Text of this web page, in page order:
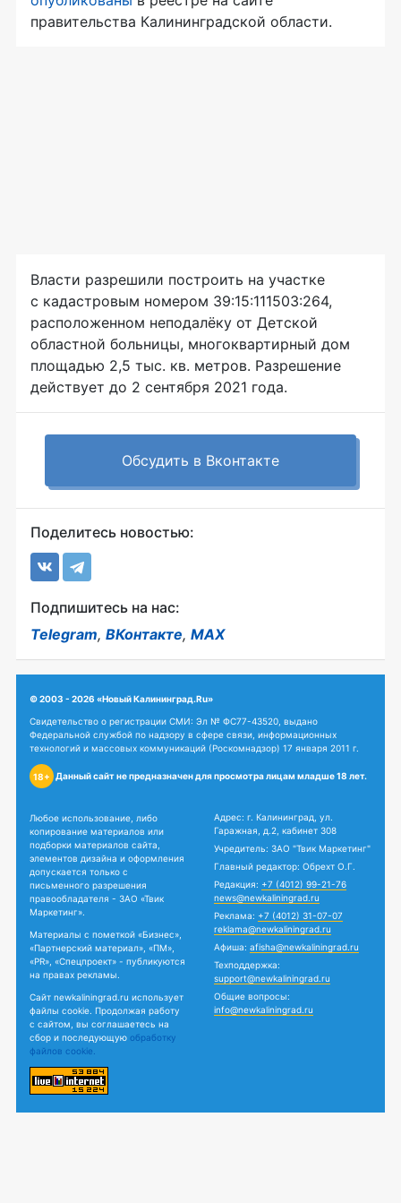
правительства Калининградской области.
Власти разрешили построить на участке
с кадастровым номером 39:15:111503:264,
расположенном неподалёку от Детской
областной больницы, многоквартирный дом
площадью 2,5 тыс. кв. метров. Разрешение
действует до 2 сентября 2021 года.
Обсудить в Вконтакте
Поделитесь новостью:
Подпишитесь на нас:
Telegram, ВКонтакте, MAX
© 2003 - 2026 «Новый Калининград.Ru»
Свидетельство о регистрации СМИ: Эл № ФС77-43520, выдано
Федеральной службой по надзору в сфере связи, информационных
технологий и массовых коммуникаций (Роскомнадзор) 17 января 2011 г.
18+ Данный сайт не предназначен для просмотра лицам младше 18 лет.
Любое использование, либо
копирование материалов или
подборки материалов сайта,
элементов дизайна и оформления
допускается только с
письменного разрешения
правообладателя - ЗАО «Твик
Маркетинг».
Материалы с пометкой «Бизнес»,
«Партнерский материал», «ПМ»,
«PR», «Спецпроект» - публикуются
на правах рекламы.
Сайт newkaliningrad.ru использует
файлы cookie. Продолжая работу
с сайтом, вы соглашаетесь на
сбор и последующую обработку
файлов cookie.
Адрес: г. Калининград, ул.
Гаражная, д.2, кабинет 308
Учредитель: ЗАО "Твик Маркетинг"
Главный редактор: Обрехт О.Г.
Редакция: +7 (4012) 99-21-76
news@newkaliningrad.ru
Реклама: +7 (4012) 31-07-07
reklama@newkaliningrad.ru
Афиша: afisha@newkaliningrad.ru
Техподдержка:
support@newkaliningrad.ru
Общие вопросы:
info@newkaliningrad.ru